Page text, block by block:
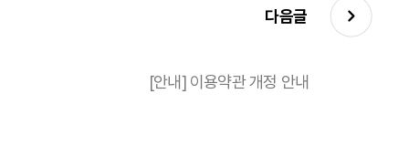
다음글
[안내] 이용약관 개정 안내